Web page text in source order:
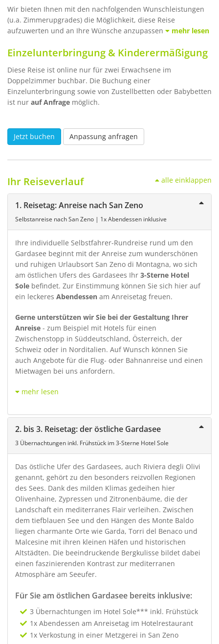
Wir bieten Ihnen mit den nachfolgenden Wunschleistungen
(u.a. Zimmerupgrades) die Möglichkeit, diese Reise
aufzuwerten und an Ihre Wünsche anzupassen
mehr lesen
Einzelunterbringung & Kinderermäßigung
Diese Reise ist online nur für zwei Erwachsene im
Doppelzimmer buchbar. Die Buchung einer
Einzelunterbringung sowie von Zustellbetten oder Babybetten
ist nur auf Anfrage möglich.
Jetzt buchen Anpassung anfragen
alle einklappen
Ihr Reiseverlauf
1. Reisetag: Anreise nach San Zeno
Selbstanreise nach San Zeno | 1x Abendessen inklusive
Ihre individuelle Selbstfahrer-Rundreise rund um den
Gardasee beginnt mit der Anreise zum wunderschönen
und ruhigen Urlaubsort San Zeno di Montagna, wo sich
am östlichen Ufers des Gardasees Ihr 3-Sterne Hotel
Sole befindet. Zur Einstimmung können Sie sich hier auf
ein leckeres Abendessen am Anreisetag freuen.
Gerne unterstützen wir Sie bei der Gestaltung Ihrer
Anreise - zum Beispiel mit Hotels für einen
Zwischenstopp in Süddeutschland, Österreich, der
Schweiz oder in Norditalien. Auf Wunsch können Sie
auch Angebote für die Flug- oder Bahnanreise und einen
Mietwagen bei uns anfordern.
mehr lesen
2. bis 3. Reisetag: der östliche Gardasee
3 Übernachtungen inkl. Frühstück im 3-Sterne Hotel Sole
Das östliche Ufer des Gardasees, auch Riviera degli Olivi
genannt, gehört zu den besonders reizvollen Regionen
des Sees. Dank des milden Klimas gedeihen hier
Olivenhaine, Zypressen und Zitronenbäume, die der
Landschaft ein mediterranes Flair verleihen. Zwischen
dem tiefblauen See und den Hängen des Monte Baldo
liegen charmante Orte wie Garda, Torri del Benaco und
Malcesine mit ihren kleinen Häfen und historischen
Altstädten. Die beeindruckende Bergkulisse bildet dabei
einen faszinierenden Kontrast zur mediterranen
Atmosphäre am Seeufer.
Für Sie am östlichen Gardasee bereits inklusive:
3 Übernachtungen im Hotel Sole*** inkl. Frühstück
1x Abendessen am Anreisetag im Hotelrestaurant
1x Verkostung in einer Metzgerei in San Zeno